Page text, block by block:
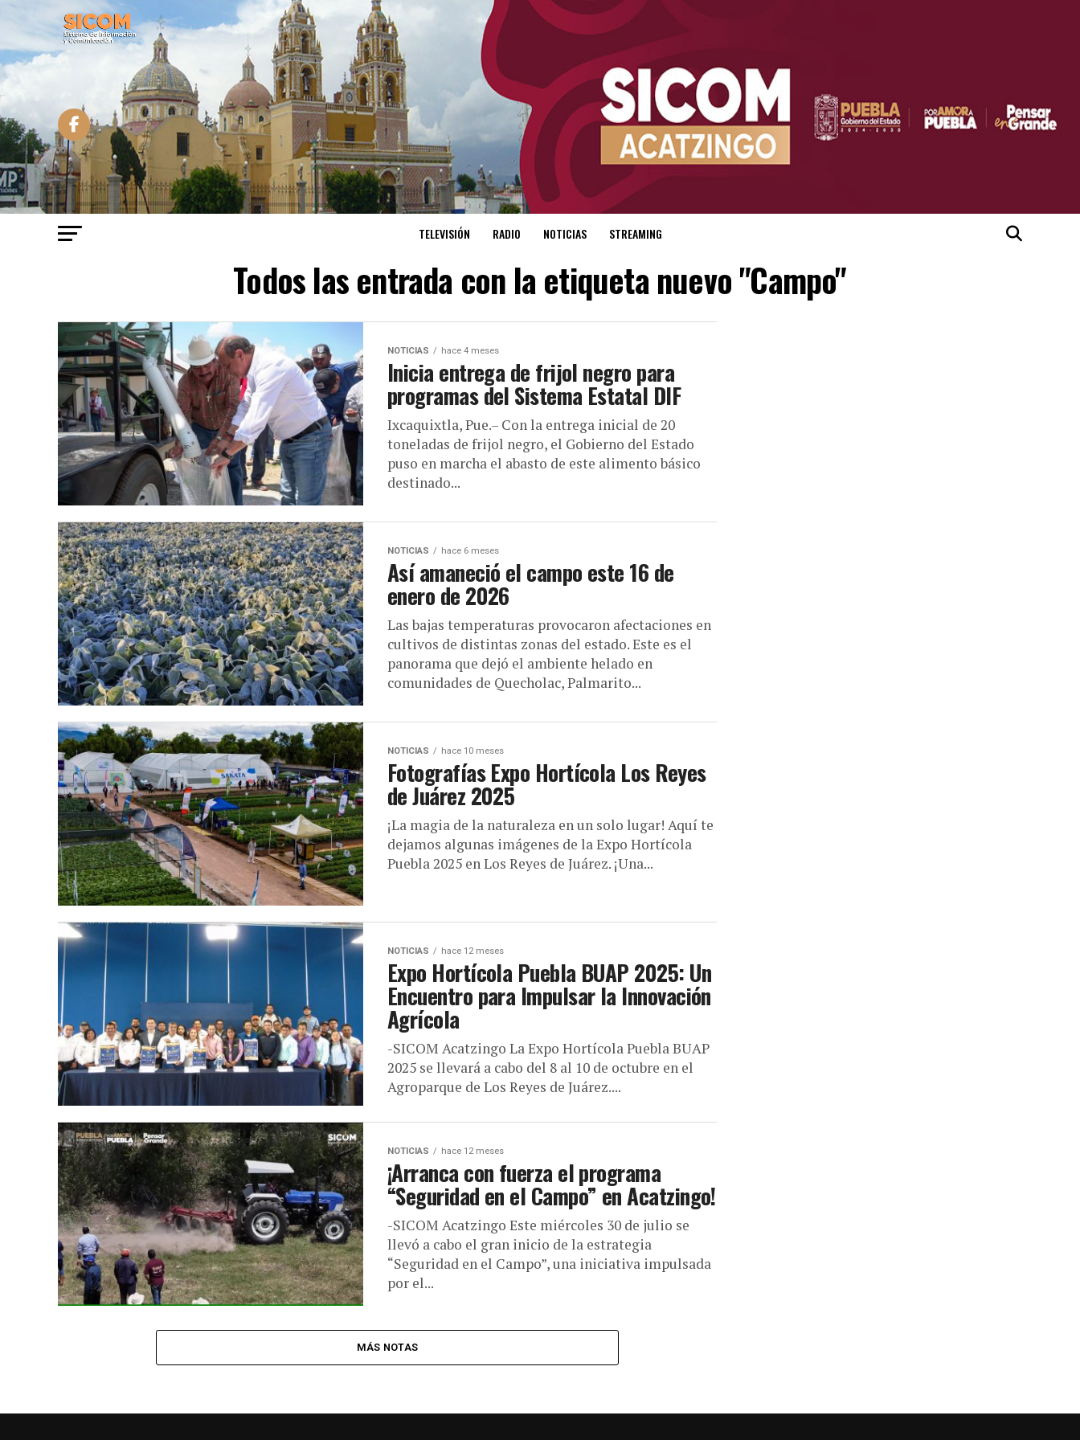
TELEVISIÓN RADIO NOTICIAS STREAMING
Todos las entrada con la etiqueta nuevo "Campo"
NOTICIAS hace 4 meses
Inicia entrega de frijol negro para
programas del Sistema Estatal DIF
Ixcaquixtla, Pue.– Con la entrega inicial de 20
toneladas de frijol negro, el Gobierno del Estado
puso en marcha el abasto de este alimento básico
destinado...
NOTICIAS hace 6 meses
Así amaneció el campo este 16 de
enero de 2026
Las bajas temperaturas provocaron afectaciones en
cultivos de distintas zonas del estado. Este es el
panorama que dejó el ambiente helado en
comunidades de Quecholac, Palmarito...
NOTICIAS hace 10 meses
Fotografías Expo Hortícola Los Reyes
de Juárez 2025
¡La magia de la naturaleza en un solo lugar! Aquí te
dejamos algunas imágenes de la Expo Hortícola
Puebla 2025 en Los Reyes de Juárez. ¡Una...
NOTICIAS hace 12 meses
Expo Hortícola Puebla BUAP 2025: Un
Encuentro para Impulsar la Innovación
Agrícola
-SICOM Acatzingo La Expo Hortícola Puebla BUAP
2025 se llevará a cabo del 8 al 10 de octubre en el
Agroparque de Los Reyes de Juárez....
NOTICIAS hace 12 meses
¡Arranca con fuerza el programa
“Seguridad en el Campo” en Acatzingo!
-SICOM Acatzingo Este miércoles 30 de julio se
llevó a cabo el gran inicio de la estrategia
“Seguridad en el Campo”, una iniciativa impulsada
por el...
MÁS NOTAS